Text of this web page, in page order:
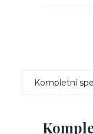
Kompletní